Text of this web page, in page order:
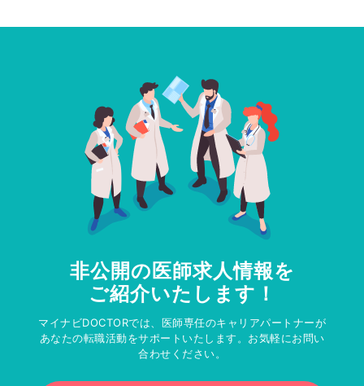
非公開の医師求人情報を
ご紹介いたします！
マイナビDOCTORでは、医師専任のキャリアパートナーが
あなたの転職活動をサポートいたします。お気軽にお問い
合わせください。